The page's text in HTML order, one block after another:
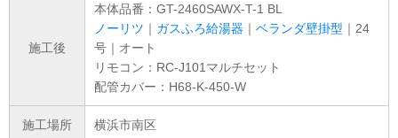
施工後
本体品番：GT-2460SAWX-T-1 BL
ノーリツ ｜ ガスふろ給湯器 ｜ ベランダ壁掛型 ｜24
号｜オート
リモコン：RC-J101マルチセット
配管カバー：H68-K-450-W
施工場所 横浜市南区